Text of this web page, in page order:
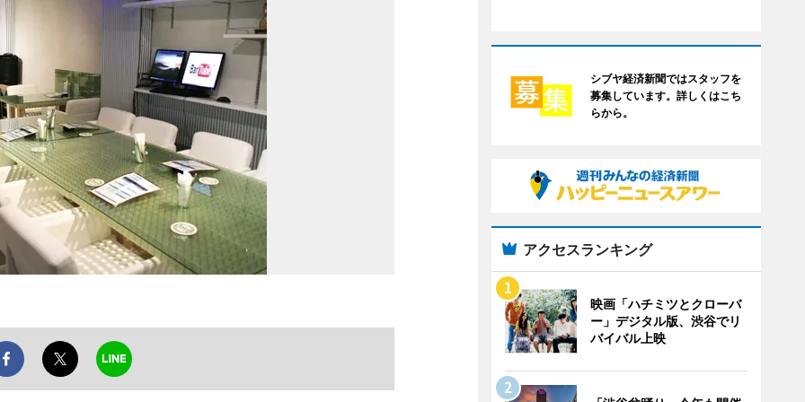
シブヤ経済新聞ではスタッフを
募集しています。詳しくはこち
らから。
アクセスランキング
映画「ハチミツとクローバ
ー」デジタル版、渋谷でリ
バイバル上映